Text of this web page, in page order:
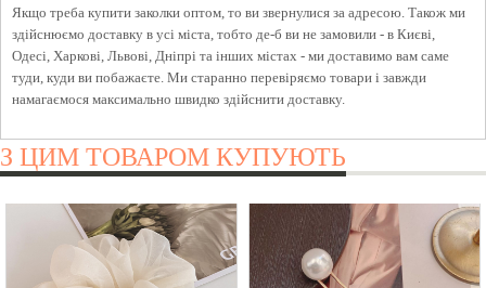
Якщо треба купити заколки оптом, то ви звернулися за адресою. Також ми
здійснюємо доставку в усі міста, тобто де-б ви не замовили - в Києві,
Одесі, Харкові, Львові, Дніпрі та інших містах - ми доставимо вам саме
туди, куди ви побажаєте. Ми старанно перевіряємо товари і завжди
намагаємося максимально швидко здійснити доставку.
З ЦИМ ТОВАРОМ КУПУЮТЬ